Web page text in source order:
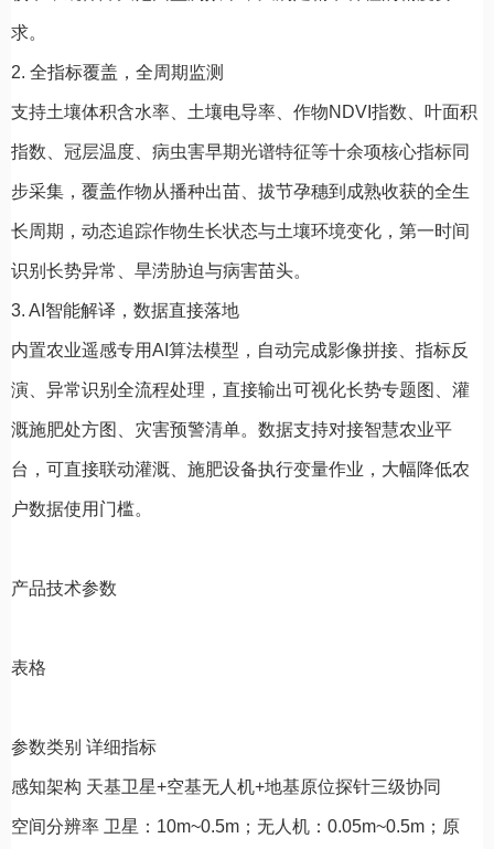
求。
2. 全指标覆盖，全周期监测
支持土壤体积含水率、土壤电导率、作物NDVI指数、叶面积
指数、冠层温度、病虫害早期光谱特征等十余项核心指标同
步采集，覆盖作物从播种出苗、拔节孕穗到成熟收获的全生
长周期，动态追踪作物生长状态与土壤环境变化，第一时间
识别长势异常、旱涝胁迫与病害苗头。
3. AI智能解译，数据直接落地
内置农业遥感专用AI算法模型，自动完成影像拼接、指标反
演、异常识别全流程处理，直接输出可视化长势专题图、灌
溉施肥处方图、灾害预警清单。数据支持对接智慧农业平
台，可直接联动灌溉、施肥设备执行变量作业，大幅降低农
户数据使用门槛。
产品技术参数
表格
参数类别 详细指标
感知架构 天基卫星+空基无人机+地基原位探针三级协同
空间分辨率 卫星：10m~0.5m；无人机：0.05m~0.5m；原